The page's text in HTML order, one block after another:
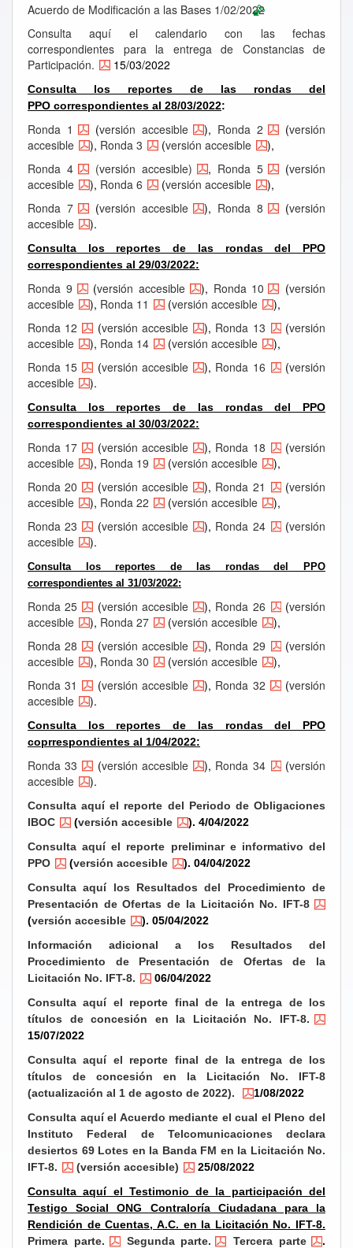
Acuerdo de Modificación a las Bases 1/02/2022
Consulta aquí el calendario con las fechas
correspondientes para la entrega de Constancias de
Participación.
15/03/2022
Consulta los reportes de las rondas del
PPO correspondientes al 28/03/2022:
Ronda 1 (versión accesible ), Ronda 2 (versión
accesible
), Ronda 3 (versión accesible
),
Ronda 4
(versión accesible) , Ronda 5 (versión
accesible
), Ronda 6 (versión accesible
),
Ronda 7
(versión accesible ), Ronda 8 (versión
accesible
).
Consulta los reportes de las rondas del PPO
correspondientes al 29/03/2022:
Ronda 9 (versión accesible ), Ronda 10 (versión
accesible
), Ronda 11 (versión accesible
),
Ronda 12
(versión accesible ), Ronda 13 (versión
accesible
), Ronda 14 (versión accesible
),
Ronda 15
(versión accesible ), Ronda 16 (versión
accesible
).
Consulta los reportes de las rondas del PPO
correspondientes al 30/03/2022:
Ronda 17 (versión accesible ), Ronda 18 (versión
accesible
), Ronda 19 (versión accesible
),
Ronda 20
(versión accesible ), Ronda 21 (versión
accesible
), Ronda 22 (versión accesible
),
Ronda 23
(versión accesible ), Ronda 24 (versión
accesible
).
Consulta los reportes de las rondas del PPO
correspondientes al 31/03/2022:
Ronda 25 (versión accesible ), Ronda 26 (versión
accesible
), Ronda 27 (versión accesible
),
Ronda 28
(versión accesible ), Ronda 29 (versión
accesible
), Ronda 30 (versión accesible
),
Ronda 31
(versión accesible ), Ronda 32 (versión
accesible
).
Consulta los reportes de las rondas del PPO
coprrespondientes al 1/04/2022:
Ronda 33 (versión accesible ), Ronda 34 (versión
accesible
).
Consulta aquí el reporte del Periodo de Obligaciones
IBOC
(versión accesible
). 4/04/2022
Consulta aquí el reporte preliminar e informativo del
PPO
(versión accesible
). 04/04/2022
Consulta aquí los Resultados del Procedimiento de
Presentación de Ofertas de la Licitación No. IFT-8
(versión accesible
). 05/04/2022
Información adicional a los Resultados del
Procedimiento de Presentación de Ofertas de la
Licitación No. IFT-8.
06/04/2022
Consulta aquí el reporte final de la entrega de los
títulos de concesión en la Licitación No. IFT-8.
15/07/2022
Consulta aquí el reporte final de la entrega de los
títulos de concesión en la Licitación No. IFT-8
(actualización al 1 de agosto de 2022).
1/08/2022
Consulta aquí el Acuerdo mediante el cual el Pleno del
Instituto Federal de Telcomunicaciones declara
desiertos 69 Lotes en la Banda FM en la Licitación No.
IFT-8.
(versión accesible)
25/08/2022
Consulta aquí el Testimonio de la participación del
Testigo Social ONG Contraloría Ciudadana para la
Rendición de Cuentas, A.C. en la Licitación No. IFT-8.
Primera parte.
Segunda parte. Tercera parte
.